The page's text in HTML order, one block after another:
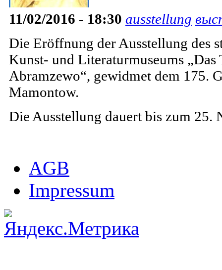
11/02/2016 - 18:30 ausstellung
Die Eröffnung der Ausstellung des
Kunst- und Literaturmuseums
Abramzewo“, gewidmet dem 175.
Mamontow.
Die Ausstellung dauert bis zum 25.
AGB
Impressum